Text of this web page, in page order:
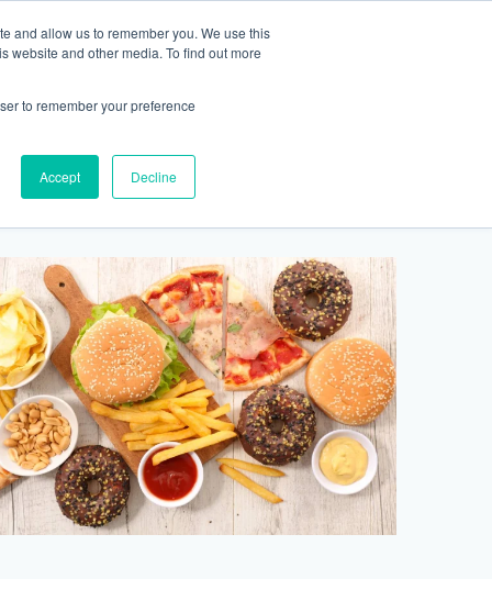
and allow us to remember you. We use this
website and other media. To find out more
to remember your preference
Accept Decline
香港新界壁屋清水灣道碧翠路牛奶公司
購物中心1樓 6,7A,7B,8室
香港中環德己立街1號
世紀廣場20樓
香港新界壁屋清水灣道碧翠路牛奶公司
購物中心1樓 6,7A,7B,8室
中環德己立街1號世紀廣場地庫一
淺水灣海灘道28號
The Pulse 2樓212號舖
海灘道28號
2樓212號舖
香港中環德己立街1號世紀廣場6樓603
室
最新活動 商店 2155 9055